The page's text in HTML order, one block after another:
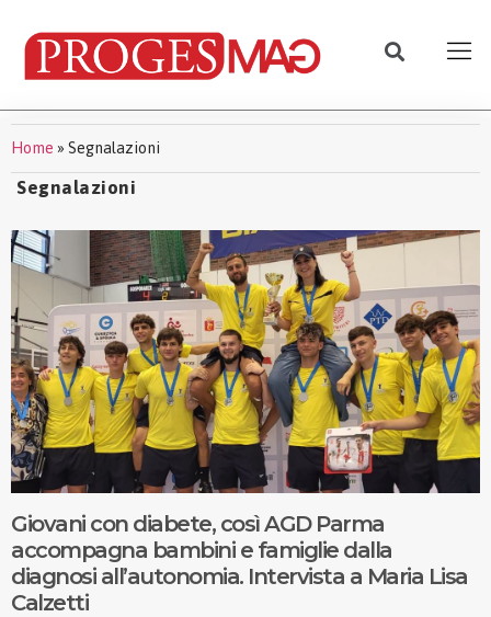
Home » Segnalazioni
Segnalazioni
Giovani con diabete, così AGD Parma
accompagna bambini e famiglie dalla
diagnosi all’autonomia. Intervista a Maria Lisa
Calzetti